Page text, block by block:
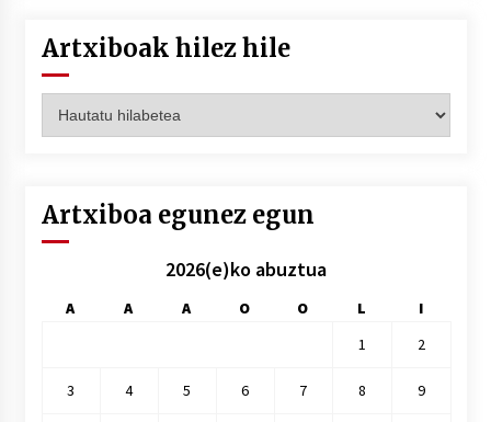
Artxiboak hilez hile
hilez
Artxiboa egunez egun
2026(e)ko abuztua
A A A O O L
I
1
2
3 4 5 6 7 8 9